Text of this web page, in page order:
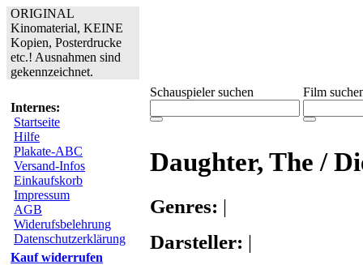
ORIGINAL
Kinomaterial, KEINE
Kopien, Posterdrucke
etc.! Ausnahmen sind
gekennzeichnet.
Internes:
Startseite
Hilfe
Plakate-ABC
Versand-Infos
Einkaufskorb
Impressum
AGB
Widerufsbelehrung
Datenschutzerklärung
Kauf widerrufen
Schauspieler suchen Film
Daughter, The /
Genres: |
Darsteller: |